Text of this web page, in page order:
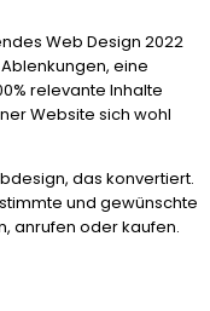
Web Design 2022
eine
relevante Inhalte
Website sich wohl
das konvertiert.
und gewünschte
anrufen oder kaufen.